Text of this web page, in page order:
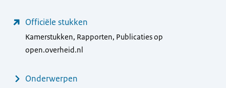
Officiële stukken
Kamerstukken, Rapporten, Publicaties op
open.overheid.nl
Onderwerpen